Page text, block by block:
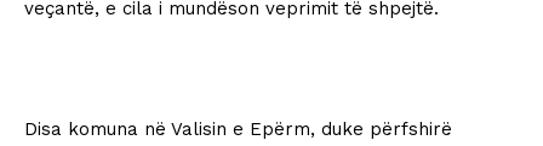
veçantë, e cila i mundëson veprimit të shpejtë.
Disa komuna në Valisin e Epërm, duke përfshirë